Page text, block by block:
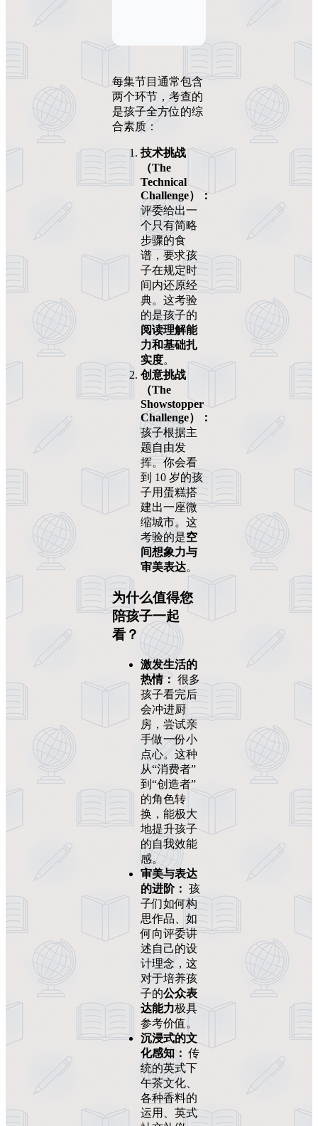
每集节目通常包含
两个环节，考查的
是孩子全方位的综
合素质：
技术挑战
（The
Technical
Challenge）：
评委给出一
个只有简略
步骤的食
谱，要求孩
子在规定时
间内还原经
典。这考验
的是孩子的
阅读理解能
力和基础扎
实度。
创意挑战
（The
Showstopper
Challenge）：
孩子根据主
题自由发
挥。你会看
到 10 岁的孩
子用蛋糕搭
建出一座微
缩城市。这
考验的是空
间想象力与
审美表达。
为什么值得您
陪孩子一起
看？
激发生活的
热情： 很多
孩子看完后
会冲进厨
房，尝试亲
手做一份小
点心。这种
从“消费者”
到“创造者”
的角色转
换，能极大
地提升孩子
的自我效能
感。
审美与表达
的进阶： 孩
子们如何构
思作品、如
何向评委讲
述自己的设
计理念，这
对于培养孩
子的公众表
达能力极具
参考价值。
沉浸式的文
化感知： 传
统的英式下
午茶文化、
各种香料的
运用、英式